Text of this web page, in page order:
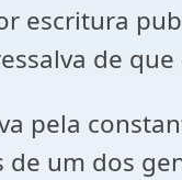
escritura
de
constante
um dos